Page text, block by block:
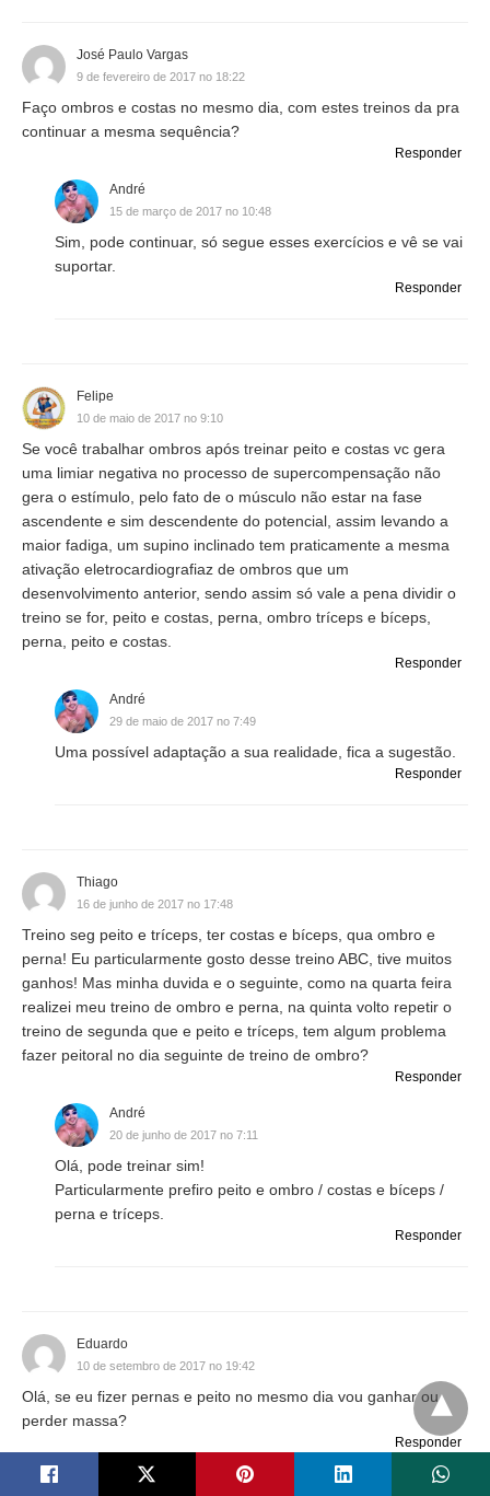
José Paulo Vargas
9 de fevereiro de 2017 no 18:22
Faço ombros e costas no mesmo dia, com estes treinos da pra
continuar a mesma sequência?
Responder
André
15 de março de 2017 no 10:48
Sim, pode continuar, só segue esses exercícios e vê se vai
suportar.
Responder
Felipe
10 de maio de 2017 no 9:10
Se você trabalhar ombros após treinar peito e costas vc gera
uma limiar negativa no processo de supercompensação não
gera o estímulo, pelo fato de o músculo não estar na fase
ascendente e sim descendente do potencial, assim levando a
maior fadiga, um supino inclinado tem praticamente a mesma
ativação eletrocardiografiaz de ombros que um
desenvolvimento anterior, sendo assim só vale a pena dividir o
treino se for, peito e costas, perna, ombro tríceps e bíceps,
perna, peito e costas.
Responder
André
29 de maio de 2017 no 7:49
Uma possível adaptação a sua realidade, fica a sugestão.
Responder
Thiago
16 de junho de 2017 no 17:48
Treino seg peito e tríceps, ter costas e bíceps, qua ombro e
perna! Eu particularmente gosto desse treino ABC, tive muitos
ganhos! Mas minha duvida e o seguinte, como na quarta feira
realizei meu treino de ombro e perna, na quinta volto repetir o
treino de segunda que e peito e tríceps, tem algum problema
fazer peitoral no dia seguinte de treino de ombro?
Responder
André
20 de junho de 2017 no 7:11
Olá, pode treinar sim!
Particularmente prefiro peito e ombro / costas e bíceps /
perna e tríceps.
Responder
Eduardo
10 de setembro de 2017 no 19:42
Olá, se eu fizer pernas e peito no mesmo dia vou ganhar ou
perder massa?
Responder